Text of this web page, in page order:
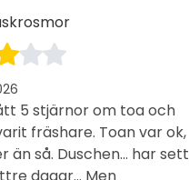
5 stjärnor om toa och
fräshare. Toan var ok,
än så. Duschen... har sett